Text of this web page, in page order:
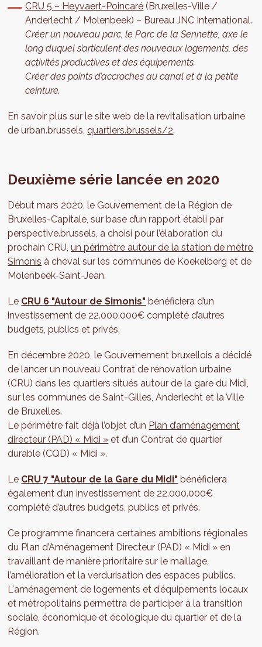
CRU 5 – Heyvaert-Poincaré (Bruxelles-Ville /
Anderlecht / Molenbeek) – Bureau JNC International.
Créer un nouveau parc, le Parc de la Sennette, axe le
long duquel s’articulent des nouveaux logements, des
activités productives et des équipements.
Créer des points d’accroches au canal et à la petite
ceinture.
​En savoir plus sur le site web de la revitalisation urbaine
de urban.brussels,quartiers.brussels/2.
Deuxième série lancée en 2020
Début mars 2020, le Gouvernement de la Région de
Bruxelles-Capitale, sur base d’un rapport établi par
perspective.brussels, a choisi pour l’élaboration du
prochain CRU,un périmètre autour de la station de métro
Simonis à cheval sur les communes de Koekelberg et de
Molenbeek-Saint-Jean.
Le CRU 6 "Autour de Simonis" bénéficiera d’un
investissement de 22.000.000€ complété d’autres
budgets, publics et privés.
En décembre 2020, le Gouvernement bruxellois a décidé
de lancer un nouveau Contrat de rénovation urbaine
(CRU) dans les quartiers situés autour de la gare du Midi,
sur les communes de Saint-Gilles, Anderlecht et la Ville
de Bruxelles.
Le périmètre fait déjà l’objet d’un Plan d’aménagement
directeur (PAD) « Midi » et d’un Contrat de quartier
durable (CQD) « Midi ».
Le CRU 7 "Autour de la Gare du Midi" bénéficiera
également d’un investissement de 22.000.000€
complété d’autres budgets, publics et privés.
Ce programme financera certaines ambitions régionales
du Plan d’Aménagement Directeur (PAD) « Midi » en
travaillant de manière prioritaire sur le maillage,
l’amélioration et la verdurisation des espaces publics.
L'aménagement de logements et d’équipements locaux
et métropolitains permettra de participer à la transition
sociale, économique et écologique du quartier et de la
Région.